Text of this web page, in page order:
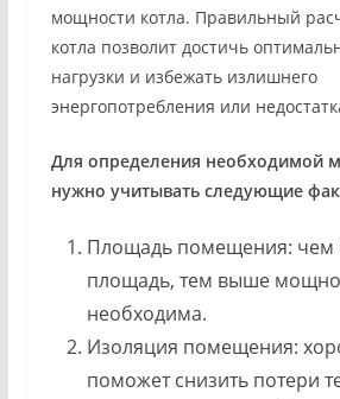
мощности котла. Правильный
котла позволит достичь
нагрузки и избежать излишнего
энергопотребления или
Для определения необходимой
нужно учитывать следующие
Площадь помещения: чем
площадь, тем выше
необходима.
Изоляция помещения:
поможет снизить потери